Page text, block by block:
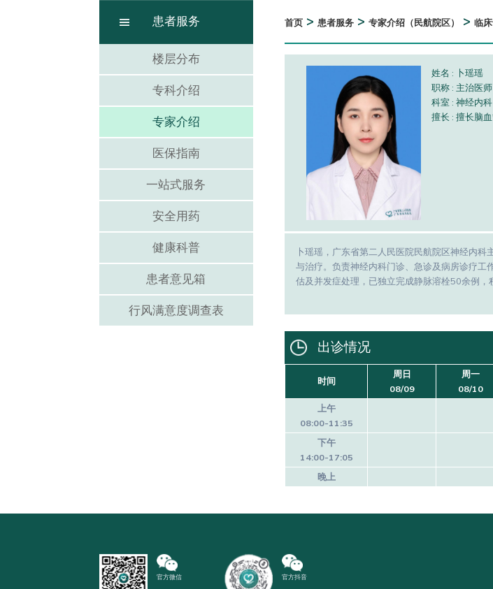
患者服务
楼层分布
专科介绍
专家介绍
医保指南
一站式服务
安全用药
健康科普
患者意见箱
行风满意度调查表
首页 > 患者服务 > 专家介绍（民航院区） > 临
姓名 : 卜瑶瑶
职称 : 主治医师
科室 : 神经内科
擅长 : 擅长脑
卜瑶瑶，广东省第二人民医院民航院区神经内
与治疗。负责神经内科门诊、急诊及病房诊疗
估及并发症处理，已独立完成静脉溶栓50余例，
出诊情况
时间
周日
08/09
周一
08/10
上午
08:00-11:35
下午
14:00-17:05
晚上
官方微信 官方抖音